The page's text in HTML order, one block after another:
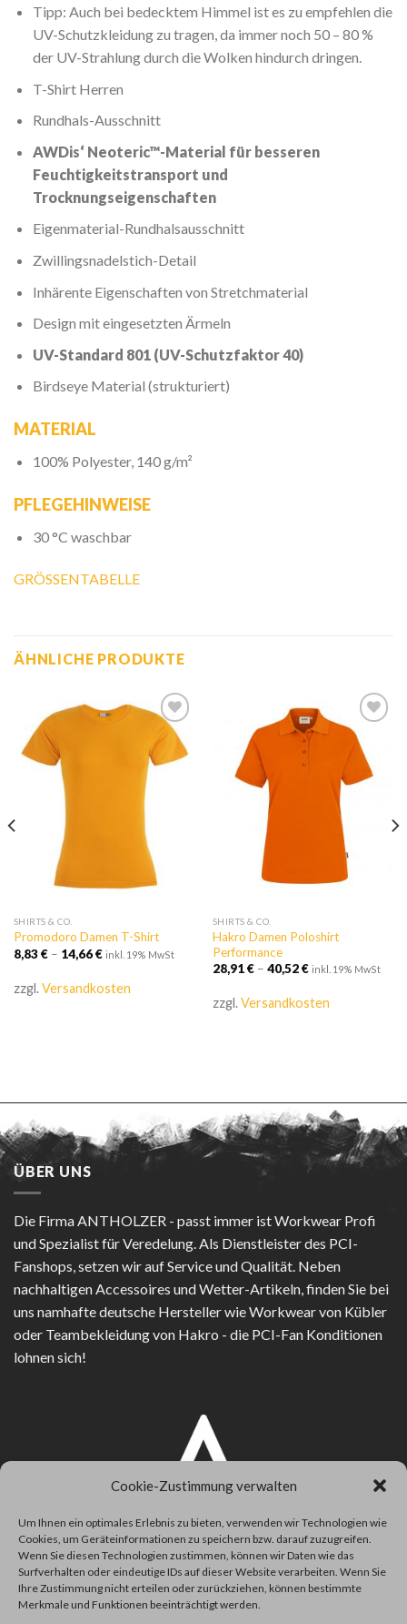
Cookie-Zustimmung verwalten
Um Ihnen ein optimales Erlebnis zu bieten, verwenden wir Technologien wie
Cookies, um Geräteinformationen zu speichern bzw. darauf zuzugreifen.
Wenn Sie diesen Technologien zustimmen, können wir Daten wie das
Surfverhalten oder eindeutige IDs auf dieser Website verarbeiten. Wenn Sie
Ihre Zustimmung nicht erteilen oder zurückziehen, können bestimmte
Merkmale und Funktionen beeinträchtigt werden.
Tipp: Auch bei bedecktem Himmel ist es zu empfehlen die
UV-Schutzkleidung zu tragen, da immer noch 50 – 80 %
der UV-Strahlung durch die Wolken hindurch dringen.
T-Shirt Herren
Rundhals-Ausschnitt
AWDis‘ Neoteric™-Material für besseren
Feuchtigkeitstransport und
Trocknungseigenschaften
Eigenmaterial-Rundhalsausschnitt
Zwillingsnadelstich-Detail
Inhärente Eigenschaften von Stretchmaterial
Design mit eingesetzten Ärmeln
UV-Standard 801 (UV-Schutzfaktor 40)
Birdseye Material (strukturiert)
MATERIAL
100% Polyester, 140 g/m²
PFLEGEHINWEISE
30 °C waschbar
GRÖSSENTABELLE
ÄHNLICHE PRODUKTE
Wunschliste
hinzufügen
SHIRTS & CO.
Promodoro Damen T-Shirt
8,83€– 14,66€ inkl. 19% MwSt
zzgl.Versandkosten
Zur
Wunschliste
hinzufügen
SHIRTS & CO.
Hakro Damen Poloshirt
Performance
28,91€– 40,52€ inkl. 19% MwSt
zzgl.Versandkosten
ÜBER UNS
Die FirmaANTHOLZER - passt immer ist Workwear Profi
und Spezialist für Veredelung. Als Dienstleister des PCI-
Fanshops, setzen wir auf Service und Qualität. Neben
nachhaltigen Accessoires und Wetter-Artikeln, finden Sie bei
uns namhafte deutsche Hersteller wie Workwear von Kübler
oder Teambekleidung von Hakro - die PCI-Fan Konditionen
lohnen sich!